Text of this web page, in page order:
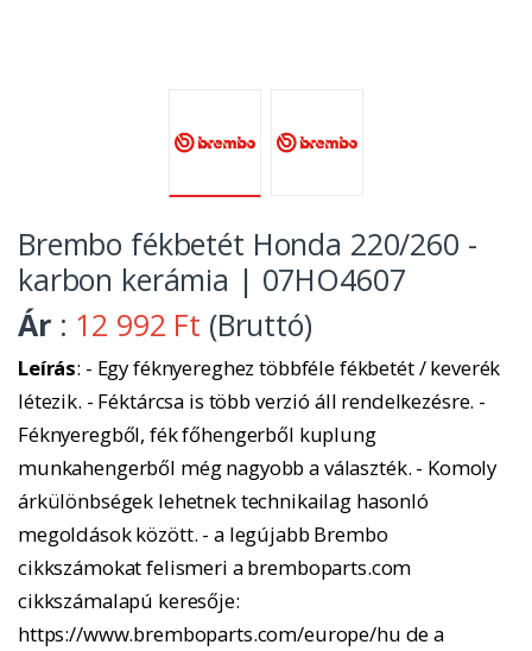
Brembo fékbetét Honda 220/260 -
karbon kerámia | 07HO4607
Ár : 12 992 Ft (Bruttó)
Leírás: - Egy féknyereghez többféle fékbetét / keverék
létezik. - Féktárcsa is több verzió áll rendelkezésre. -
Féknyeregből, fék főhengerből kuplung
munkahengerből még nagyobb a választék. - Komoly
árkülönbségek lehetnek technikailag hasonló
megoldások között. - a legújabb Brembo
cikkszámokat felismeri a bremboparts.com
cikkszámalapú keresője:
https://www.bremboparts.com/europe/hu de a